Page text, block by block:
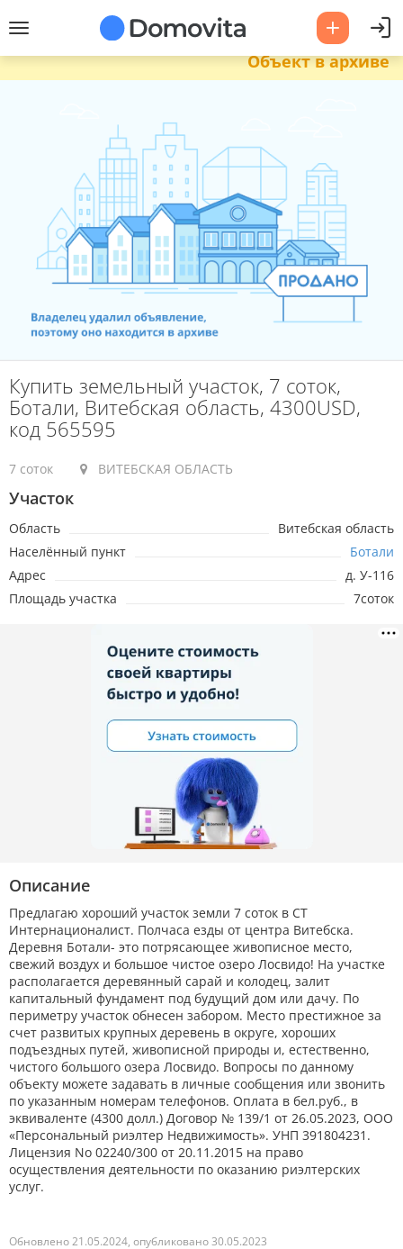
Объект в архиве
Купить земельный участок, 7 соток,
Ботали, Витебская область, 4300USD,
код 565595
7 соток ВИТЕБСКАЯ ОБЛАСТЬ
Участок
Область
Витебская область
Населённый пункт
Ботали
Адрес
д. У-116
Площадь участка
7соток
Описание
Предлагаю хороший участок земли 7 соток в СТ
Интернационалист. Полчаса езды от центра Витебска.
Деревня Ботали- это потрясающее живописное место,
свежий воздух и большое чистое озеро Лосвидо! На участке
располагается деревянный сарай и колодец, залит
капитальный фундамент под будущий дом или дачу. По
периметру участок обнесен забором. Место престижное за
счет развитых крупных деревень в округе, хороших
подъездных путей, живописной природы и, естественно,
чистого большого озера Лосвидо. Вопросы по данному
объекту можете задавать в личные сообщения или звонить
по указанным номерам телефонов. Оплата в бел.руб., в
эквиваленте (4300 долл.) Договор № 139/1 от 26.05.2023, ООО
«Персональный риэлтер Недвижимость». УНП 391804231.
Лицензия No 02240/300 от 20.11.2015 на право
осуществления деятельности по оказанию риэлтерских
услуг.
Обновлено 21.05.2024, опубликовано 30.05.2023